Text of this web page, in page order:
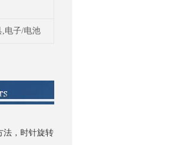
,电子/电池
法，时针旋转